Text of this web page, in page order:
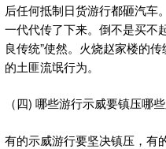
后任何抵制日货游行都砸汽车
一代代传了下来。倒不是买不
良传统”使然。火烧赵家楼的
的土匪流氓行为。
（四) 哪些游行示威要镇压哪
有的示威游行要坚决镇压，有